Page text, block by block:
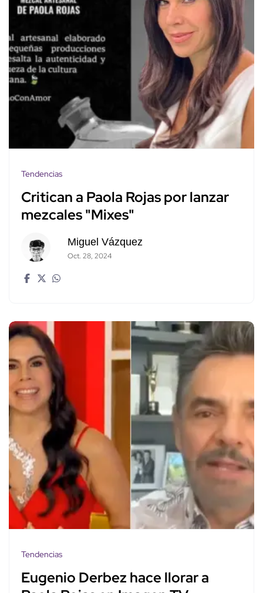
Tendencias
Critican a Paola Rojas por lanzar
mezcales "Mixes"
Miguel Vázquez
Oct. 28, 2024
Tendencias
Eugenio Derbez hace llorar a